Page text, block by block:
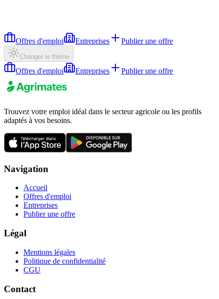
Offres d'emploi Entreprises Publier une offre
Changer le thème
Offres d'emploi Entreprises Publier une offre
Trouvez votre emploi idéal dans le secteur agricole ou les profils
adaptés à vos besoins.
Navigation
Accueil
Offres d'emploi
Entreprises
Publier une offre
Légal
Mentions légales
Politique de confidentialité
CGU
Contact